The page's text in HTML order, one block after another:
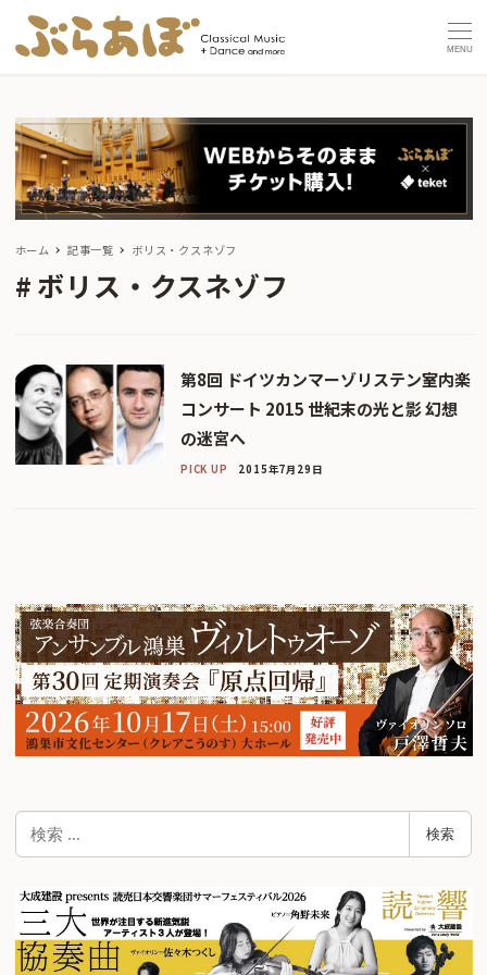
MENU
ホーム 記事一覧 ボリス・クスネゾフ
ボリス・クスネゾフ
第8回 ドイツカンマーゾリステン室内楽
コンサート 2015 世紀末の光と影 幻想
の迷宮へ
PICK UP 2015年7月29日
検
検索